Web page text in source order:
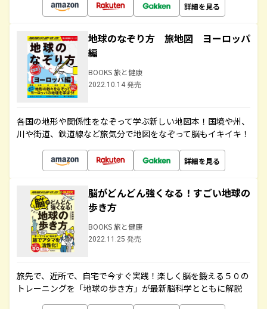
詳細を見る
地球のなぞり方 旅地図 ヨーロッパ
編
BOOKS 旅と健康
2022.10.14 発売
各国の地形や関係性をなぞって学ぶ新しい地図本！国境や州、
川や街道、鉄道線など旅気分で地図をなぞって脳もイキイキ！
詳細を見る
脳がどんどん強くなる！すごい地球の
歩き方
BOOKS 旅と健康
2022.11.25 発売
旅先で、近所で、自宅で今すぐ実践！楽しく脳を鍛える５０の
トレーニングを「地球の歩き方」が最新脳科学とともに解説